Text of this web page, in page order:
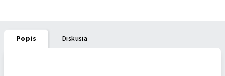
Popis Diskusia